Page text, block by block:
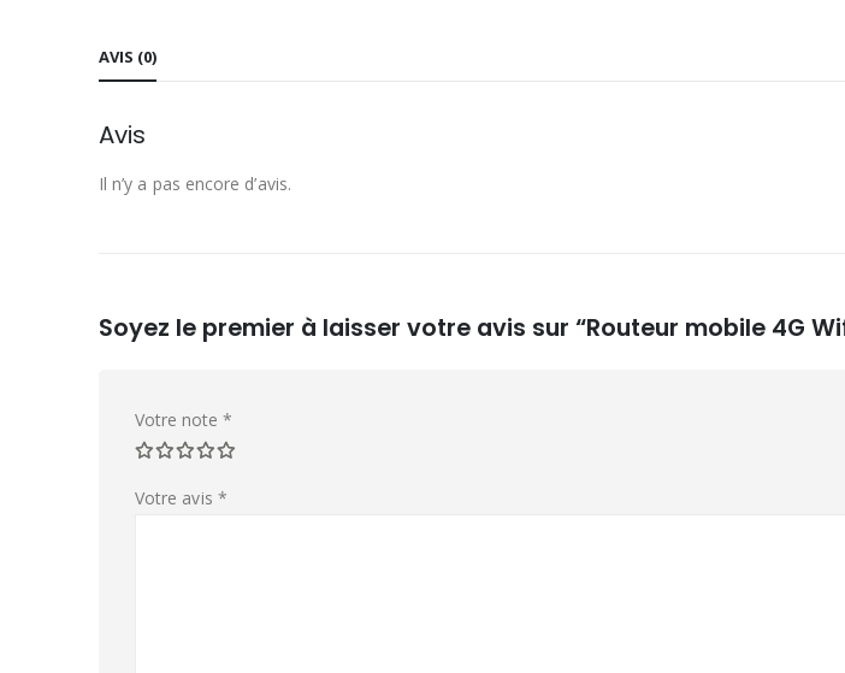
AVIS (0)
Avis
Il n’y a pas encore d’avis.
Soyez le premier à laisser votre avis sur “Routeur mobile 4G
Votre note *
Votre avis *